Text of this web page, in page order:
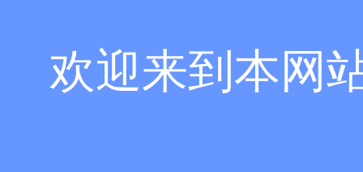
欢迎来到本网